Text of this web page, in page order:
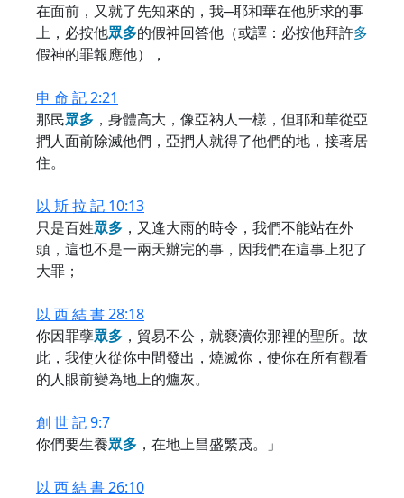
在面前，又就了先知來的，我─耶和華在他所求的事
上，必按他眾多的假神回答他（或譯：必按他拜許多
假神的罪報應他），
申 命 記 2:21
那民眾多 ，身體高大，像亞衲人一樣，但耶和華從亞
捫人面前除滅他們，亞捫人就得了他們的地，接著居
住。
以 斯 拉 記 10:13
只是百姓眾多 ，又逢大雨的時令，我們不能站在外
頭，這也不是一兩天辦完的事，因我們在這事上犯了
大罪；
以 西 結 書 28:18
你因罪孽眾多 ，貿易不公，就褻瀆你那裡的聖所。故
此，我使火從你中間發出，燒滅你，使你在所有觀看
的人眼前變為地上的爐灰。
創 世 記 9:7
你們要生養眾多 ，在地上昌盛繁茂。」
以 西 結 書 26:10